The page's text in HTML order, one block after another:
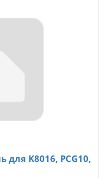
для K8016, PCG10,